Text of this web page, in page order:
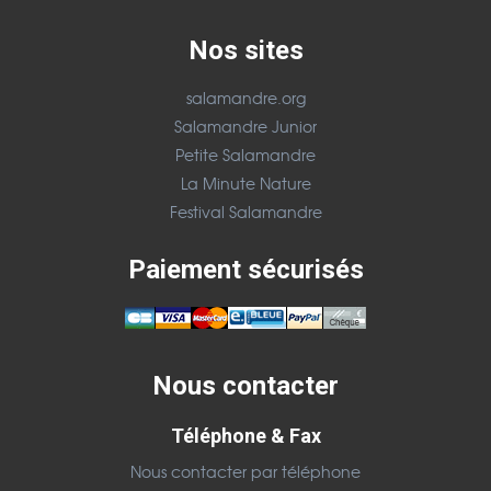
Nos sites
salamandre.org
Salamandre Junior
Petite Salamandre
La Minute Nature
Festival Salamandre
Paiement sécurisés
Nous contacter
Téléphone & Fax
Nous contacter par téléphone